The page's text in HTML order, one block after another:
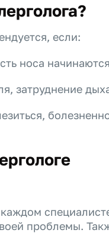
если:
носа
затруднение
проблемы.